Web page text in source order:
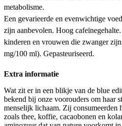
metabolisme.
Een gevarieerde en evenwichtige
zijn aanbevolen. Hoog
kinderen en vrouwen die zwanger
mg/100 ml). Gepasteuriseerd.
Extra informatie
Wat zit er in een blikje van de blue
bekend bij onze voorouders om haar
menselijk lichaam. Zij consumeerden
zoals thee, koffie, cacaobonen en